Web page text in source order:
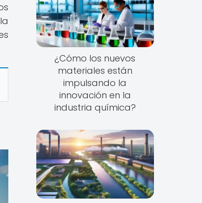
¿Cómo los nuevos
materiales están
impulsando la
innovación en la
industria química?